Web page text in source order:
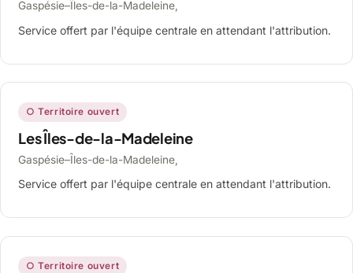
Gaspésie–Îles-de-la-Madeleine,
Service offert par l'équipe centrale en attendant l'attribution.
○ Territoire ouvert
Les Îles-de-la-Madeleine
Gaspésie–Îles-de-la-Madeleine,
Service offert par l'équipe centrale en attendant l'attribution.
○ Territoire ouvert